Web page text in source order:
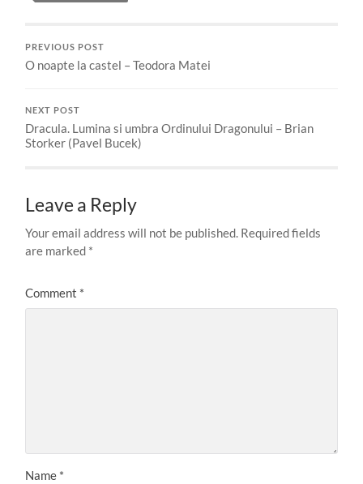
PREVIOUS POST
O noapte la castel – Teodora Matei
NEXT POST
Dracula. Lumina si umbra Ordinului Dragonului – Brian
Storker (Pavel Bucek)
Leave a Reply
Your email address will not be published. Required fields
are marked *
Comment *
Name *